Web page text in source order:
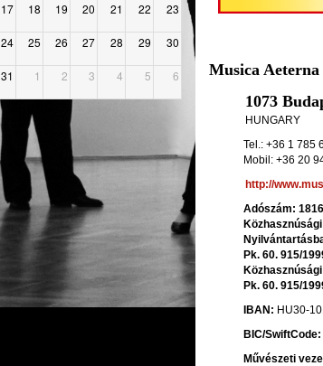
17 18 19 20 21 22 23
24 25 26 27 28 29 30
31 1 2 3 4 5 6
Musica
1073
HUNGARY
Tel.: +36 1 785
Mobil: +36 20
http://​
Adószám:
Pk. 60. 915/
Pk. 60. 915/
IBAN: HU30-
BIC/SwiftCode:
Művészeti